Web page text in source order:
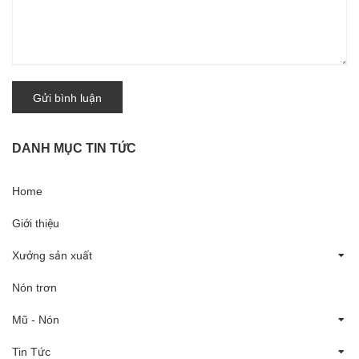
DANH MỤC TIN TỨC
Home
Giới thiệu
Xưởng sản xuất
Nón trơn
Mũ - Nón
Tin Tức
Gửi bình luận